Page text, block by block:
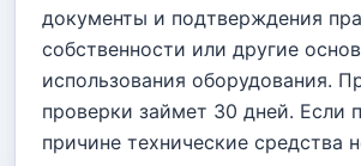
документы и подтверждения
собственности или другие
использования оборудования.
проверки займет 30 дней. Если
причине технические средства